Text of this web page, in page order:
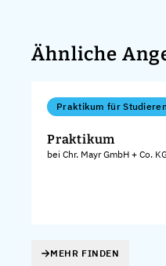
Ähnliche
Praktikum für
Praktikum
bei Chr. Mayr GmbH + Co.
MEHR FINDEN